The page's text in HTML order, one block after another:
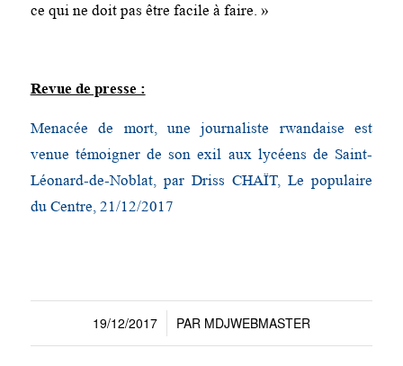
ce qui ne doit pas être facile à faire. »
Revue de presse :
Menacée de mort, une journaliste rwandaise est
venue témoigner de son exil aux lycéens de Saint-
Léonard-de-Noblat, par Driss CHAÏT, Le populaire
du Centre, 21/12/2017
19/12/2017
/ PAR MDJWEBMASTER